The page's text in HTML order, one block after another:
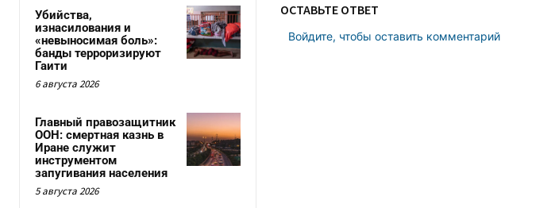
Убийства,
изнасилования и
«невыносимая боль»:
банды терроризируют
Гаити
6 августа 2026
Главный правозащитник
ООН: смертная казнь в
Иране служит
инструментом
запугивания населения
5 августа 2026
ОСТАВЬТЕ ОТВЕТ
Войдите, чтобы оставить комментарий